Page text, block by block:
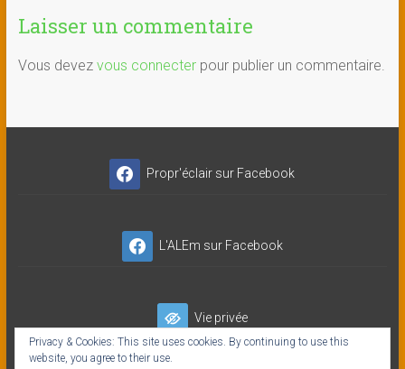
Laisser un commentaire
Vous devez vous connecterpour publier un commentaire.
Propr'éclair sur Facebook
L'ALEm sur Facebook
Vie privée
Privacy & Cookies: This site uses cookies. By continuing to use this
website, you agree to their use.